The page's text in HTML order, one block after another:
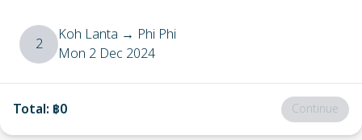
2 Koh Lanta → Phi Phi
Mon 2 Dec 2024
Total: ฿0 Continue